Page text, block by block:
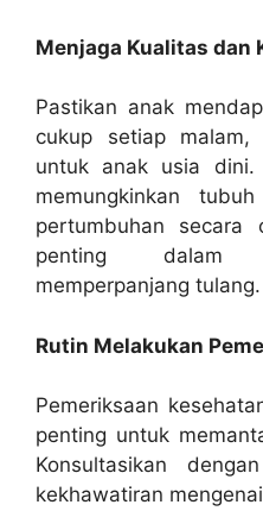
Menjaga Kualitas dan
Pastikan anak
cukup setiap
untuk anak usia dini.
memungkinkan
pertumbuhan secara
penting dalam
memperpanjang tulang.
Rutin Melakukan
Pemeriksaan
penting untuk
Konsultasikan
kekhawatiran